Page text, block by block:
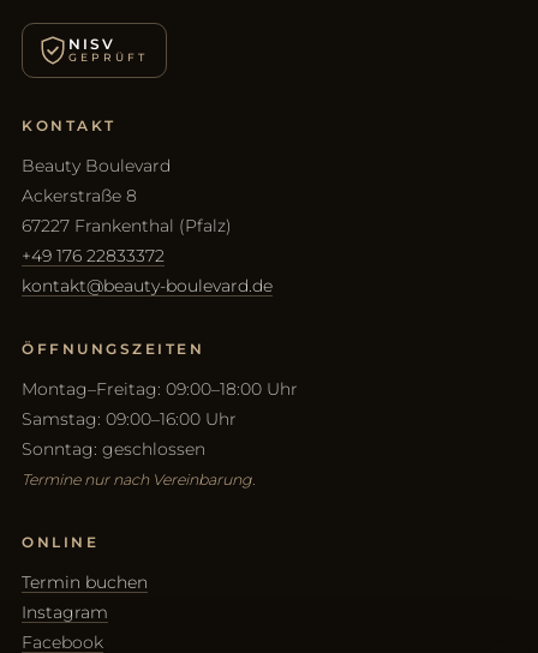
NISV
GEPRÜFT
KONTAKT
Beauty Boulevard
Ackerstraße 8
67227 Frankenthal (Pfalz)
+49 176 22833372
kontakt@beauty-boulevard.de
ÖFFNUNGSZEITEN
Montag–Freitag: 09:00–18:00 Uhr
Samstag: 09:00–16:00 Uhr
Sonntag: geschlossen
Termine nur nach Vereinbarung.
ONLINE
Termin buchen
Instagram
Facebook